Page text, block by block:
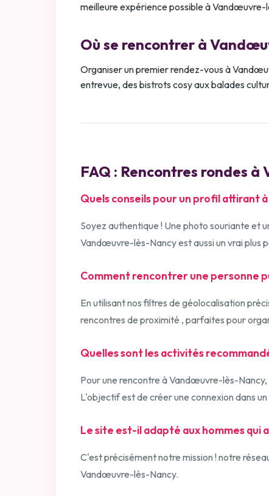
meilleure expérience possible à Vandœuvre-
Où se rencontrer à
Organiser un premier rendez-vous à
entrevue, des bistrots cosy aux balades
FAQ : Rencontres rondes à
Quels conseils pour un profil attirant
Soyez authentique ! Une photo souriante et
Vandœuvre-lès-Nancy est aussi un vrai plus
Comment rencontrer une personne
En utilisant nos filtres de géolocalisation
rencontres de proximité , parfaites pour
Quelles sont les activités
Pour une rencontre à Vandœuvre-lès-
L'objectif est de créer une connexion dans
Le site est-il adapté aux hommes qui
C'est précisément notre mission ! notre
Vandœuvre-lès-Nancy.